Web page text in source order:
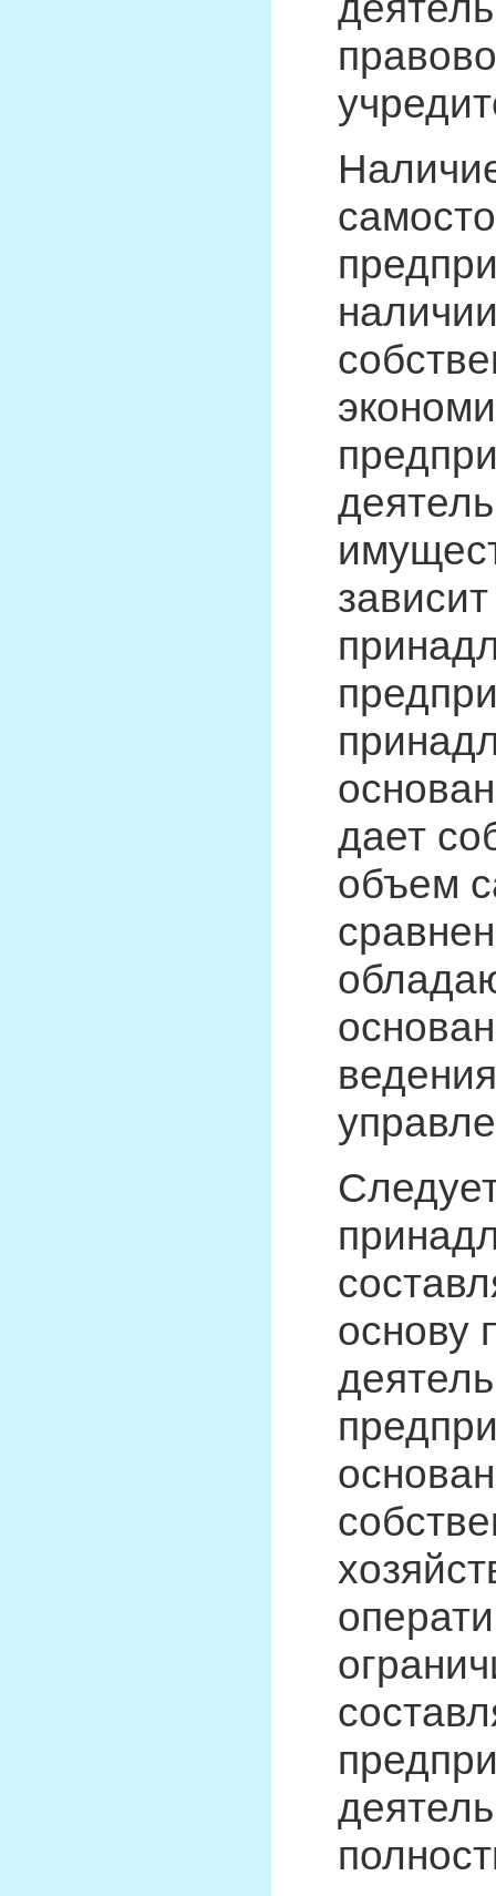
дает
объем
основу